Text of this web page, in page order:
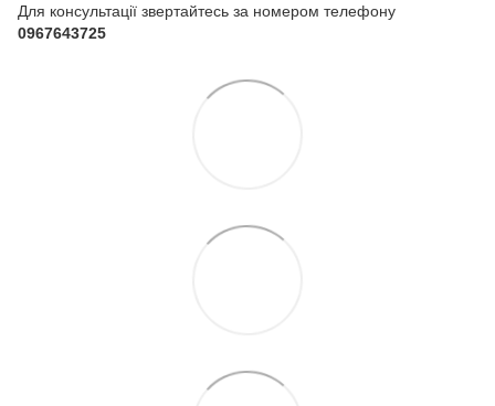
Для консультації звертайтесь за номером телефону
0967643725